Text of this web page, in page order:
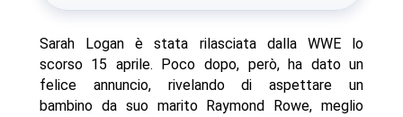
Sarah Logan è stata rilasciata dalla WWE lo
scorso 15 aprile. Poco dopo, però, ha dato un
felice annuncio, rivelando di aspettare un
bambino da suo marito Raymond Rowe, meglio